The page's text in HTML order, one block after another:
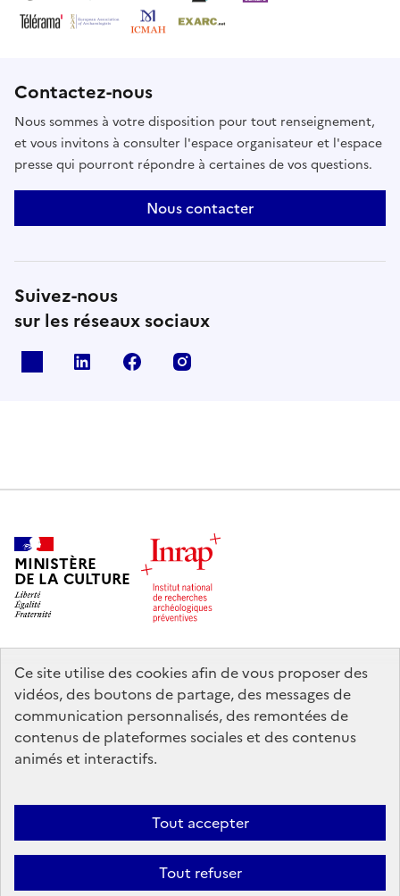
Ce site utilise des cookies afin de vous proposer des
vidéos, des boutons de partage, des messages de
communication personnalisés, des remontées de
contenus de plateformes sociales et des contenus
animés et interactifs.
Tout accepter
Tout refuser
Contactez-nous
Nous sommes à votre disposition pour tout renseignement,
et vous invitons à consulter l'espace organisateur et l'espace
presse qui pourront répondre à certaines de vos questions.
Nous contacter
Suivez-nous
sur les réseaux sociaux
Linkedin Facebook
MINISTÈRE
DE LA CULTURE
legifrance.gouv.fr
info.gouv.fr
service-public.gouv.fr
data.gouv.fr
Nous contacter Mentions légales
Accessibilité : partiellement
Politique d’utilisation des témoins de connexion (cookies)
Politique générale de protection des données